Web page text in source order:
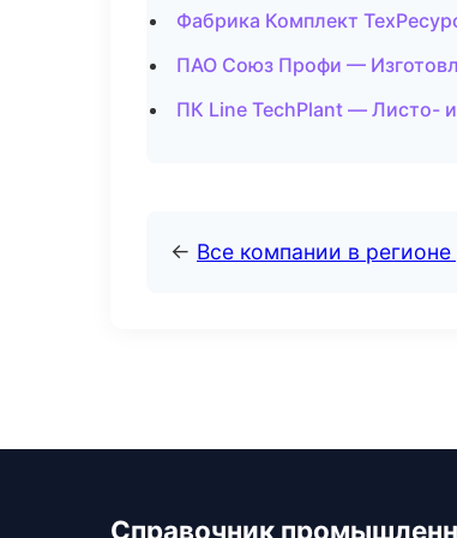
Фабрика Комплект
ПАО Союз Профи —
ПК Line TechPlant — Листо-
← Все компании в
Справочник